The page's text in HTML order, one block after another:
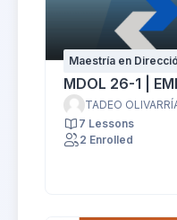
Maestría en
Organizaciones
TADEO
7 Lessons
2 Enrolled